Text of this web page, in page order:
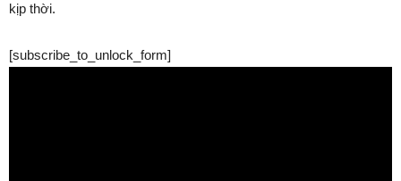
kịp thời.
[subscribe_to_unlock_form]